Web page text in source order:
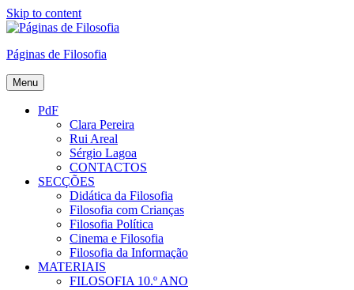
Skip to content
Páginas de Filosofia
Menu
PdF
Clara Pereira
Rui Areal
Sérgio Lagoa
CONTACTOS
SECÇÕES
Didática da Filosofia
Filosofia com Crianças
Filosofia Política
Cinema e Filosofia
Filosofia da Informação
MATERIAIS
FILOSOFIA 10.º ANO